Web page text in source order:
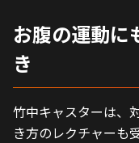
お腹の運動に
き
竹中キャスターは、
き方のレクチャーも